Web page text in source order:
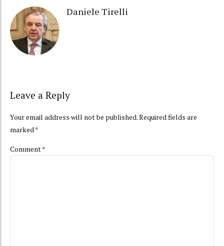
Daniele Tirelli
Leave a Reply
Your email address will not be published. Required fields are
marked *
Comment*